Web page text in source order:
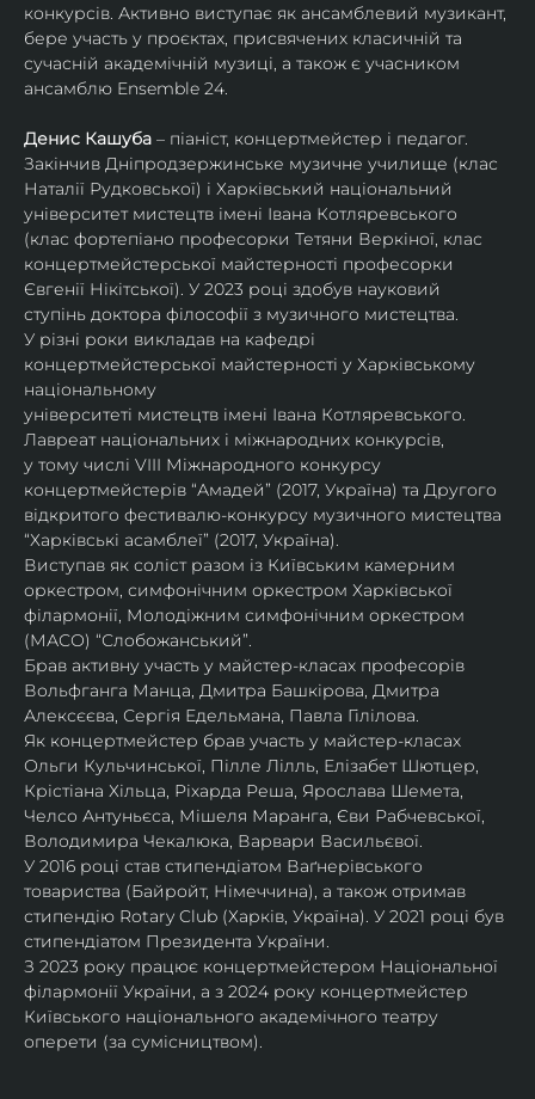
конкурсів. Активно виступає як ансамблевий музикант,
бере участь у проєктах, присвячених класичній та
сучасній академічній музиці, а також є учасником
ансамблю Ensemble 24.
Денис Кашуба – піаніст, концертмейстер і педагог.
Закінчив Дніпродзержинське музичне училище (клас
Наталії Рудковської) і Харківський національний
університет мистецтв імені Івана Котляревського
(клас фортепіано професорки Тетяни Веркіної, клас
концертмейстерської майстерності професорки
Євгенії Нікітської). У 2023 році здобув науковий
ступінь доктора філософії з музичного мистецтва.
У різні роки викладав на кафедрі
концертмейстерської майстерності у Харківському
національному
університеті мистецтв імені Івана Котляревського.
Лавреат національних і міжнародних конкурсів,
у тому числі VIII Міжнародного конкурсу
концертмейстерів “Амадей” (2017, Україна) та Другого
відкритого фестивалю-конкурсу музичного мистецтва
“Харківські асамблеї” (2017, Україна).
Виступав як соліст разом із Київським камерним
оркестром, симфонічним оркестром Харківської
філармонії, Молодіжним симфонічним оркестром
(МАСО) “Слобожанський”.
Брав активну участь у майстер-класах професорів
Вольфганга Манца, Дмитра Башкірова, Дмитра
Алексєєва, Сергія Едельмана, Павла Гілілова.
Як концертмейстер брав участь у майстер-класах
Ольги Кульчинської, Пілле Лілль, Елізабет Шютцер,
Крістіана Хільца, Ріхарда Реша, Ярослава Шемета,
Челсо Антуньєса, Мішеля Маранга, Єви Рабчевської,
Володимира Чекалюка, Варвари Васильєвої.
У 2016 році став стипендіатом Ваґнерівського
товариства (Байройт, Німеччина), а також отримав
стипендію Rotary Club (Харків, Україна). У 2021 році був
стипендіатом Президента України.
З 2023 року працює концертмейстером Національної
філармонії України, а з 2024 року концертмейстер
Київського національного академічного театру
оперети (за сумісництвом).